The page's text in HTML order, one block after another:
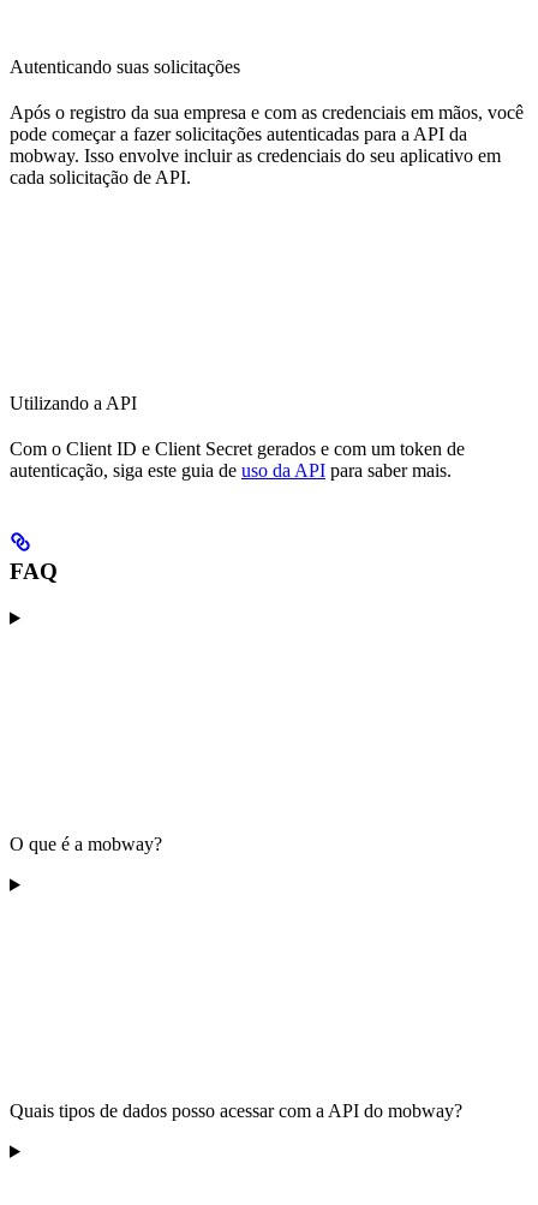
Autenticando suas solicitações
Após o registro da sua empresa e com as credenciais em mãos, você
pode começar a fazer solicitações autenticadas para a API da
mobway. Isso envolve incluir as credenciais do seu aplicativo em
cada solicitação de API.
Utilizando a API
Com o Client ID e Client Secret gerados e com um token de
autenticação, siga este guia de uso da API para saber mais.
FAQ
O que é a mobway?
Quais tipos de dados posso acessar com a API do mobway?